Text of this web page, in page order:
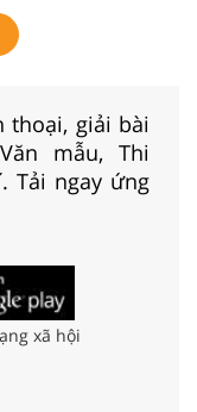
thoại, giải bài
mẫu, Thi
Tải ngay ứng
xã hội